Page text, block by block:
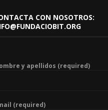
CON NOSOTROS:
y apellidos (required)
(required)